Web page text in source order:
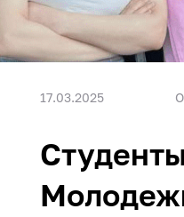
17.03.2025